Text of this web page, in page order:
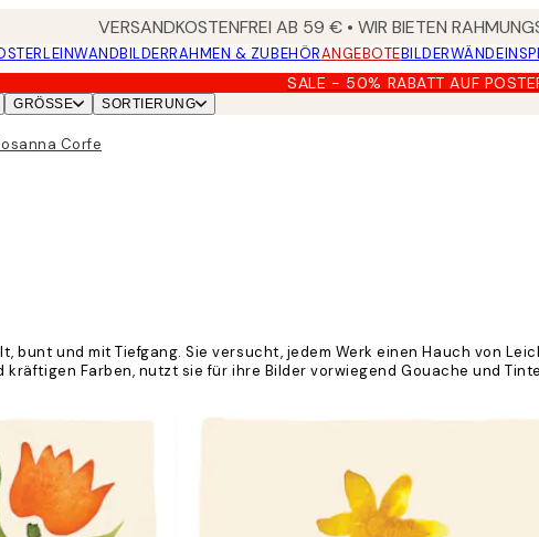
VERSANDKOSTENFREI AB 59 € • WIR BIETEN
LEINWANDBILDERRAHMEN & ZUBEHÖRANGEBOTEBILDERWÄNDE
SALE - 50% RABATT AUF
GRÖSSE SORTIERUNG
Corfe
bunt und mit Tiefgang. Sie versucht, jedem Werk einen Hauch von
Farben, nutzt sie für ihre Bilder vorwiegend Gouache und